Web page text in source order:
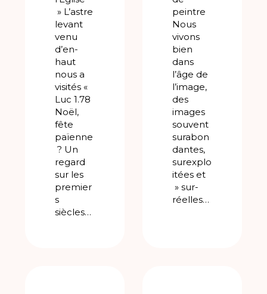
» L’astre
levant
venu
d’en-
haut
nous a
visités «
Luc 1.78
Noël,
fête
païenne
? Un
regard
sur les
premier
s
siècles…
peintre
Nous
vivons
bien
dans
l’âge de
l’image,
des
images
souvent
surabon
dantes,
surexplo
itées et
» sur-
réelles…